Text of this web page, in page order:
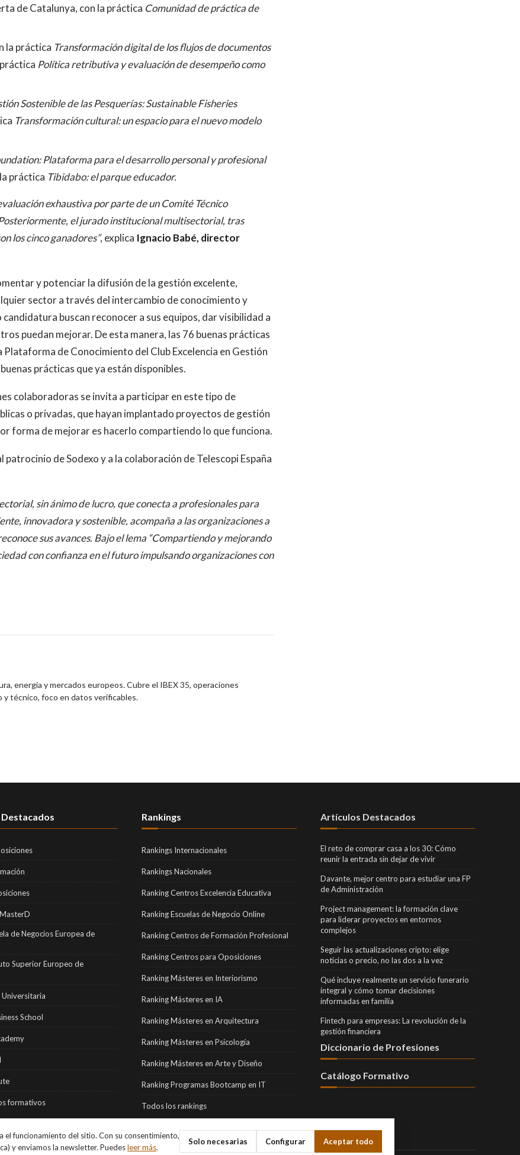
de Catalunya, con la práctica Comunidad de práctica de
la práctica Transformación digital de los flujos de documentos
Política retributiva y evaluación de desempeño como
Sostenible de las Pesquerías: Sustainable Fisheries
Transformación cultural: un espacio para el nuevo modelo
Plataforma para el desarrollo personal y profesional
práctica Tibidabo: el parque educador.
exhaustiva por parte de un Comité Técnico
el jurado institucional multisectorial, tras
los cinco ganadores”, explica Ignacio Babé, director
y potenciar la difusión de la gestión excelente,
sector a través del intercambio de conocimiento y
buscan reconocer a sus equipos, dar visibilidad a
puedan mejorar. De esta manera, las 76 buenas prácticas
de Conocimiento del Club Excelencia en Gestión
prácticas que ya están disponibles.
colaboradoras se invita a participar en este tipo de
o privadas, que hayan implantado proyectos de gestión
forma de mejorar es hacerlo compartiendo lo que funciona.
de Sodexo y a la colaboración de Telescopi España
sin ánimo de lucro, que conecta a profesionales para
innovadora y sostenible, acompaña a las organizaciones a
sus avances. Bajo el lema “Compartiendo y mejorando
con confianza en el futuro impulsando organizaciones con
energía y mercados europeos. Cubre el IBEX 35, operaciones
y técnico, foco en datos verificables.
de Negocios Europea de
Superior Europeo de
School
formativos
Rankings
Rankings Internacionales
Rankings Nacionales
Ranking Centros Excelencia Educativa
Ranking Escuelas de Negocio Online
Ranking Centros de Formación Profesional
Ranking Centros para Oposiciones
Ranking Másteres en Interiorismo
Ranking Másteres en IA
Ranking Másteres en Arquitectura
Ranking Másteres en Psicología
Ranking Másteres en Arte y Diseño
Ranking Programas Bootcamp en IT
Todos los rankings
Artículos Destacados
El reto de comprar casa a los 30: Cómo
reunir la entrada sin dejar de vivir
Davante, mejor centro para estudiar una FP
de Administración
Project management: la formación clave
para liderar proyectos en entornos
complejos
Seguir las actualizaciones cripto: elige
noticias o precio, no las dos a la vez
Qué incluye realmente un servicio funerario
integral y cómo tomar decisiones
informadas en familia
Fintech para empresas: La revolución de la
gestión financiera
Diccionario de Profesiones
Catálogo Formativo
el funcionamiento del sitio. Con su consentimiento,
y enviamos la newsletter. Puedesleer más.
Solo necesarias Configurar Aceptar todo